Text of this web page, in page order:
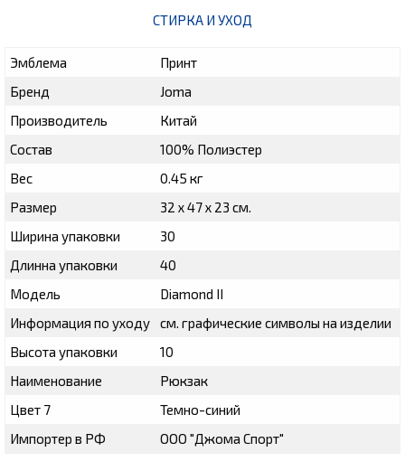
СТИРКА И УХОД
Эмблема
Принт
Бренд
Joma
Производитель
Китай
Состав
100% Полиэстер
Вес
0.45 кг
Размер
32 х 47 х 23 см.
Ширина упаковки
30
Длинна упаковки
40
Модель
Diamond II
Информация по уходу
см. графические символы на изделии
Высота упаковки
10
Наименование
Рюкзак
Цвет 7
Темно-синий
Импортер в РФ
ООО "Джома Спорт"